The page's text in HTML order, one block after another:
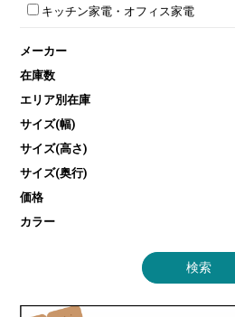
会議テーブルその他
ホワイトボードその他
スクリーン
その他OA機器
防音パネル
コートハンガー・ポールハンガー
傘立て
食器棚・キッチンキャビネット
カタログスタンド
オフィスアクセサリーその他
モールドチェア
ダイニングチェア
カウンターテーブル
センターテーブル・サイドテーブル
ベンチ・スツール
ソファ
シェルフ
ダストボックス（ゴミ箱）
インテリア家具その他
キッチン家電・オフィス家電
冷蔵庫・洗濯機
空気清浄機・加湿器
液晶テレビ・モニター類
エアコン
照明機器
掃除機
季節家電
メーカー
在庫数
エリア別在庫
サイズ(幅)
サイズ(高さ)
サイズ(奥行)
価格
カラー
検索